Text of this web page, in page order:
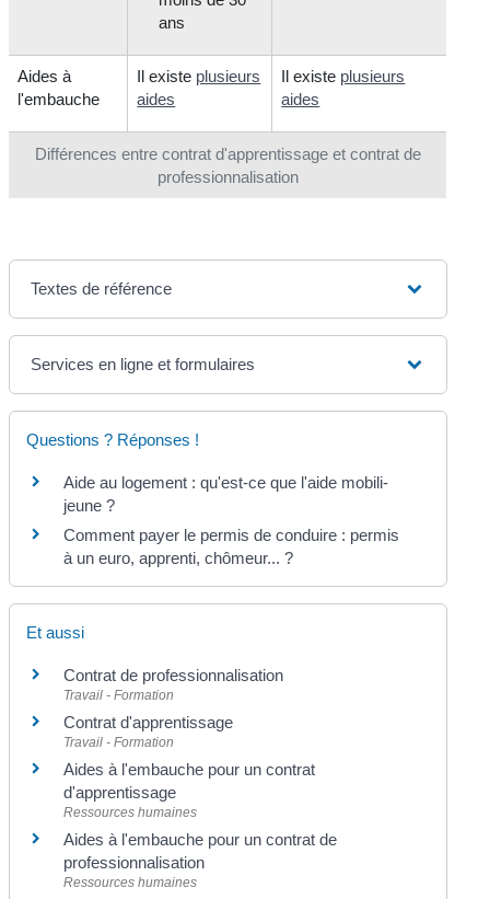
Différences entre contrat d'apprentissage et contrat de
professionnalisation
ans
Aides à
l'embauche
Il existe plusieurs
aides
Il existe plusieurs
aides
Textes de référence
Services en ligne et formulaires
Questions ? Réponses !
Aide au logement : qu'est-ce que l'aide mobili-
jeune ?
Comment payer le permis de conduire : permis
à un euro, apprenti, chômeur... ?
Et aussi
Contrat de professionnalisation
Travail - Formation
Contrat d'apprentissage
Travail - Formation
Aides à l'embauche pour un contrat
d'apprentissage
Ressources humaines
Aides à l'embauche pour un contrat de
professionnalisation
Ressources humaines